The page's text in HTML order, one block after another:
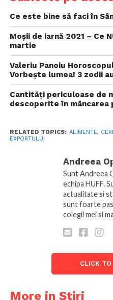
Ce este bine să faci în
Moșii de iarnă 2021 – Ce
martie
Valeriu Panoiu
Vorbește lumea! 3 zodii
Cantități periculoase de
descoperite în mâncarea
RELATED TOPICS: ALIMENTE,
EXPORTULUI
Andreea
Sunt Andreea
echipa HUFF.
actualitate si
sunt foarte
colegii mei si
CLICK TO
More in Știri